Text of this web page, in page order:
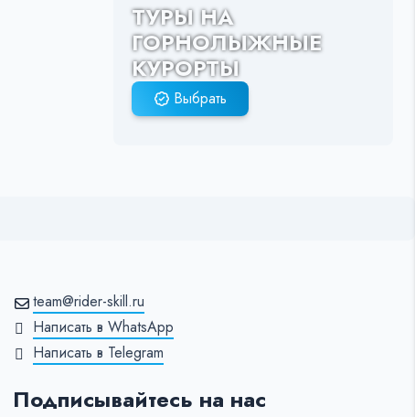
ТУРЫ НА
ГОРНОЛЫЖНЫЕ
КУРОРТЫ
Выбрать
team@rider-skill.ru
Написать в WhatsApp
Написать в Telegram
Подписывайтесь на нас